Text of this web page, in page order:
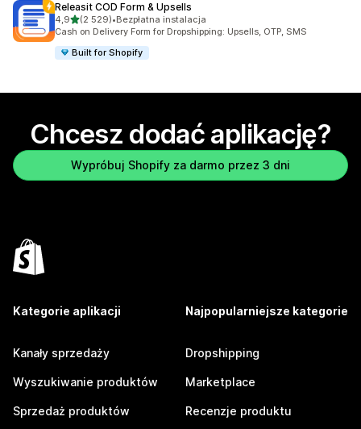
Releasit COD Form & Upsells
4,9na 5 gwiazdek
(2 529)
Łączna liczba recenzji: 2529
•Bezpłatna instalacja
Cash on Delivery Form for Dropshipping: Upsells, OTP, SMS
Built for Shopify
Chcesz dodać aplikację?
Wypróbuj Shopify za darmo przez 3 dni
Kategorie aplikacji
Kanały sprzedaży
Wyszukiwanie produktów
Sprzedaż produktów
Najpopularniejsze kategorie
Dropshipping
Marketplace
Recenzje produktu